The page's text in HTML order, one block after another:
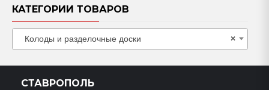
КАТЕГОРИИ ТОВАРОВ
×
Колоды и разделочные доски
СТАВРОПОЛЬ